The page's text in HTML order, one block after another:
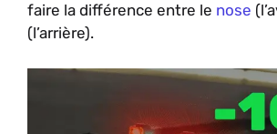
faire la différence entre le nose
(l’arrière).